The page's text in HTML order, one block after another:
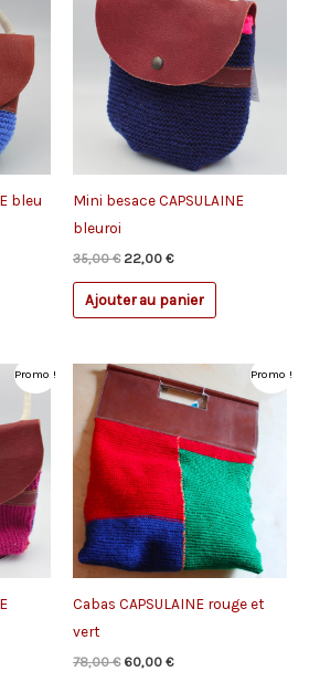
bleu
Mini besace CAPSULAINE
bleuroi
35,00€ Le
initial
22,00 €Le
actuel
Ajouter au panier
Promo ! Promo !
Cabas CAPSULAINE rouge et
vert
78,00€ Le
60,00 €Le